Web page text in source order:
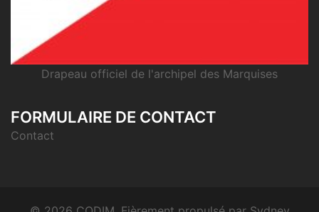
Drapeau officiel de l'archipel des Marquises
FORMULAIRE DE CONTACT
Contact